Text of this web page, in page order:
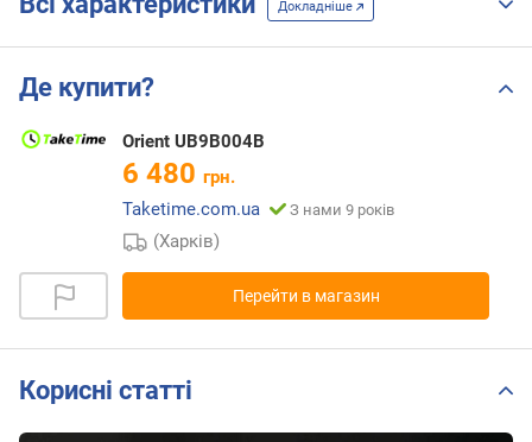
Докладніше
Де купити?
Orient UB9B004B
6 480 грн.
Taketime.com.ua
З нами 9 років
(Харків)
Перейти в магазин
Корисні статті